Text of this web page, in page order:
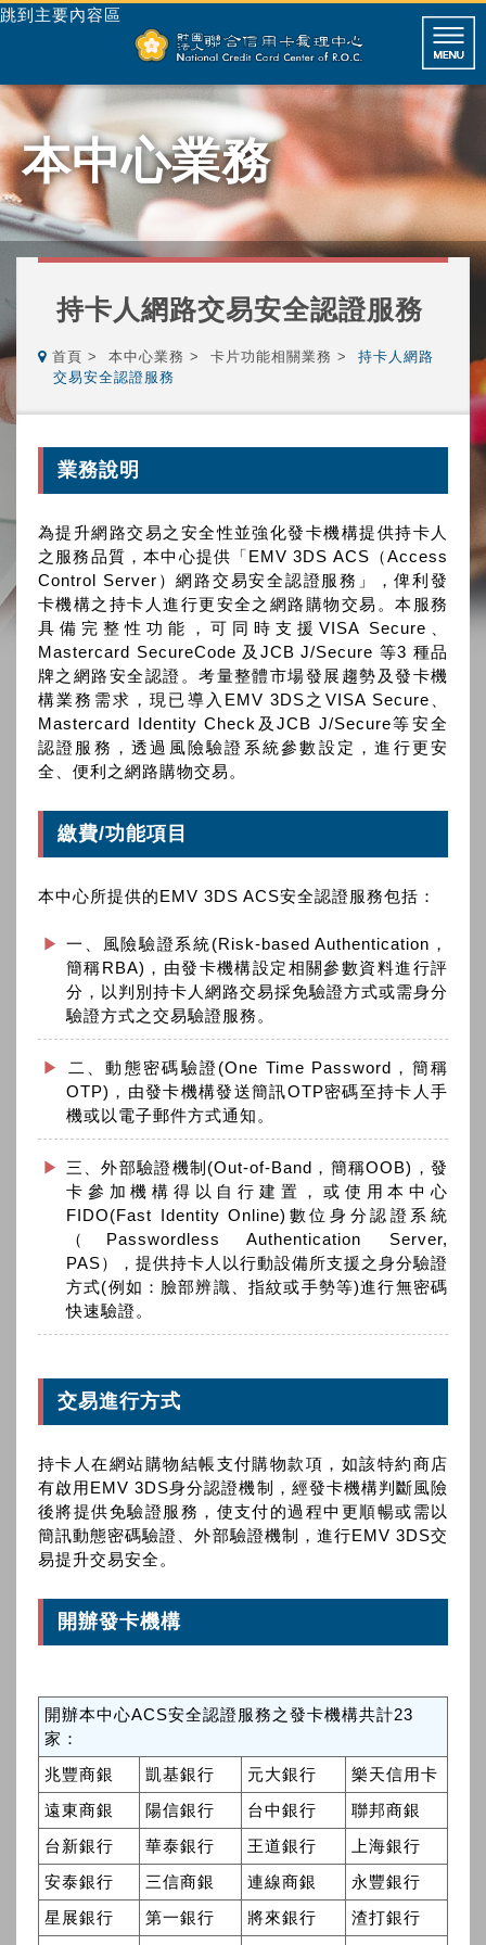
跳到主要內容區
本中心業務
持卡人網路交易安全認證服務
首頁 本中心業務 卡片功能相關業務
持卡人網路
交易安全認證服務
業務說明
為提升網路交易之安全性並強化發卡機構提供持卡人
之服務品質，本中心提供「EMV 3DS ACS（Access
Control Server）網路交易安全認證服務」，俾利發
卡機構之持卡人進行更安全之網路購物交易。本服務
具備完整性功能，可同時支援VISA Secure、
Mastercard SecureCode 及JCB J/Secure 等3 種品
牌之網路安全認證。考量整體市場發展趨勢及發卡機
構業務需求，現已導入EMV 3DS之VISA Secure、
Mastercard Identity Check及JCB J/Secure等安全
認證服務，透過風險驗證系統參數設定，進行更安
全、便利之網路購物交易。
繳費/功能項目
本中心所提供的EMV 3DS ACS安全認證服務包括：
一、風險驗證系統(Risk-based Authentication，
簡稱RBA)，由發卡機構設定相關參數資料進行評
分，以判別持卡人網路交易採免驗證方式或需身分
驗證方式之交易驗證服務。
二、動態密碼驗證(One Time Password，簡稱
OTP)，由發卡機構發送簡訊OTP密碼至持卡人手
機或以電子郵件方式通知。
三、外部驗證機制(Out-of-Band，簡稱OOB)，發
卡參加機構得以自行建置，或使用本中心
FIDO(Fast Identity Online)數位身分認證系統
（Passwordless Authentication Server,
PAS），提供持卡人以行動設備所支援之身分驗證
方式(例如：臉部辨識、指紋或手勢等)進行無密碼
快速驗證。
交易進行方式
持卡人在網站購物結帳支付購物款項，如該特約商店
有啟用EMV 3DS身分認證機制，經發卡機構判斷風險
後將提供免驗證服務，使支付的過程中更順暢或需以
簡訊動態密碼驗證、外部驗證機制，進行EMV 3DS交
易提升交易安全。
開辦發卡機構
開辦本中心ACS安全認證服務之發卡機構共計23
家：
兆豐商銀
凱基銀行 元大銀行
樂天信用卡
遠東商銀
陽信銀行 台中銀行
聯邦商銀
台新銀行
華泰銀行 王道銀行
上海銀行
安泰銀行
三信商銀 連線商銀
永豐銀行
星展銀行
第一銀行 將來銀行
渣打銀行